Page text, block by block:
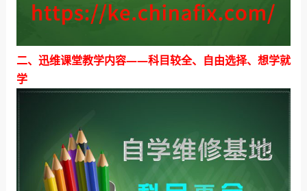
二、迅维课堂教学内容——科目较全、自由选择、想学就
学